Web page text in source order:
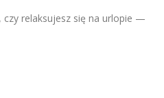
czy relaksujesz się na urlopie —